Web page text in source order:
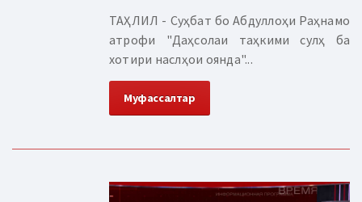
ТАҲЛИЛ - Суҳбат бо Абдуллоҳи Раҳнамо
атрофи "Даҳсолаи таҳкими сулҳ ба
хотири наслҳои оянда"...
Муфассалтар